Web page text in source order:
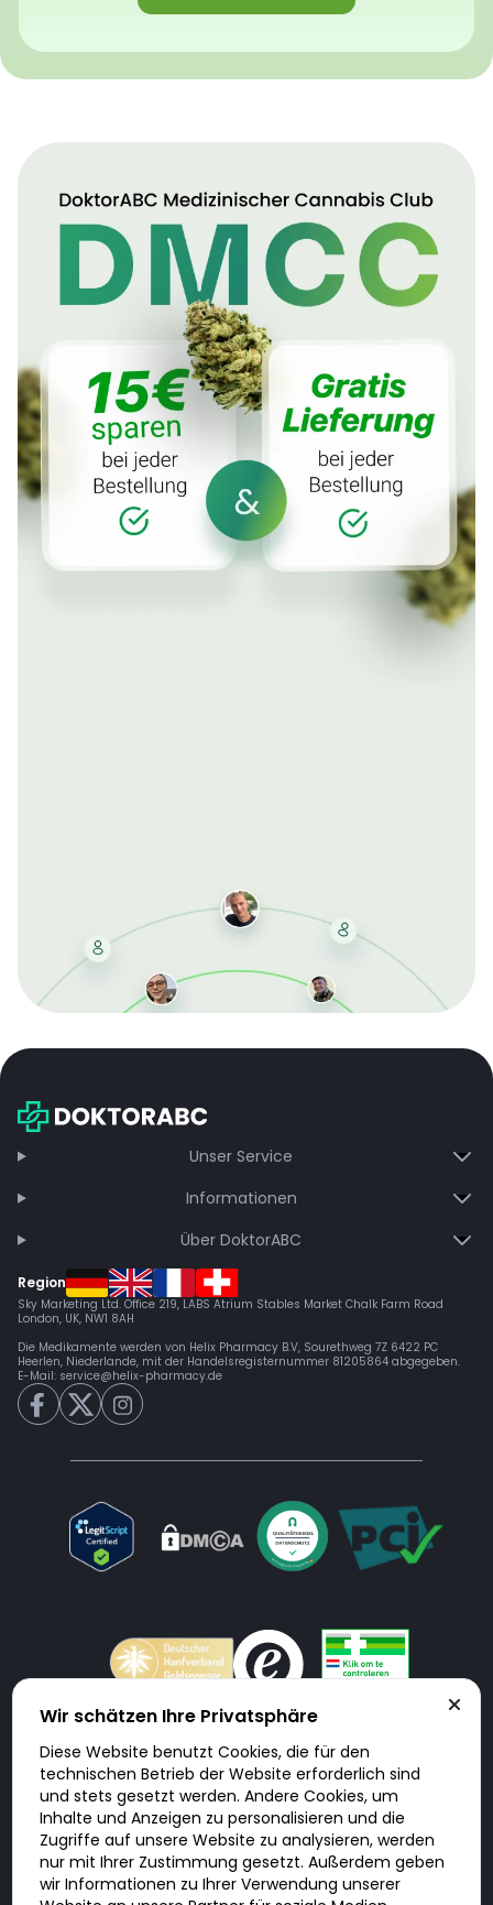
bei jeder Bestellung, erhalten schnelle Lieferung und
Unser Service
Informationen
Über DoktorABC
Region
Sky Marketing Ltd. Office 219, LABS Atrium Stables Market Chalk Farm Road
London, UK, NW1 8AH
Die Medikamente werden von Helix Pharmacy B.V, Sourethweg 7Z 6422 PC
Heerlen, Niederlande, mit der Handelsregisternummer 81205864 abgegeben.
E-Mail: service@helix-pharmacy.de
Doktorabc.com ist eine Vermittlungsplattform. Doktorabc ist ausdrücklich
keine Internetapotheke. Doktorabc bietet keine Medikamente oder
sonstige Produkte an oder liefert diese. Jegliche Informationen zu
Produkten, Medikamenten und Preisen auf der Internetseite beinhalten
kein Angebot von Doktorabc an Sie. Für die Einhaltung der in Ihrem Land
geltenden Gesetze und sonstigen Rechtsvorschriften sind Sie als Nutzer
selbst verantwortlich. Die Nutzung unseres Services auf Doktorabc durch
Sie erfolgt auf eigenes Risiko und in eigener Verantwortung. Sie erklären,
diese Internetseite aus eigener Initiative zu besuchen und zu nutzen.
Wir schätzen Ihre Privatsphäre
Diese Website benutzt Cookies, die für den
technischen Betrieb der Website erforderlich sind
und stets gesetzt werden. Andere Cookies, um
Inhalte und Anzeigen zu personalisieren und die
Zugriffe auf unsere Website zu analysieren, werden
nur mit Ihrer Zustimmung gesetzt. Außerdem geben
wir Informationen zu Ihrer Verwendung unserer